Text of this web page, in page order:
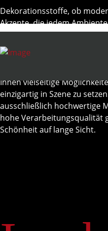
Dekorationsstoffe, ob
Akzente, die jedem
verleihen. Nie waren
vielfältig wie heute. Eine
transparenten Stores über
Ihnen vielseitige
einzigartig in Szene zu
ausschließlich hochwertige
hohe Verarbeitungsqualität
Schönheit auf lange Sicht.